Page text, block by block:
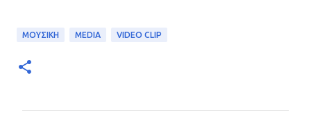
ΜΟΥΣΙΚΗ MEDIA VIDEO CLIP